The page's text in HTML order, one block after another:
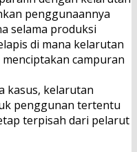
penggunaannya
selama produksi
di mana kelarutan
campuran
kasus, kelarutan
penggunan tertentu
terpisah dari pelarut